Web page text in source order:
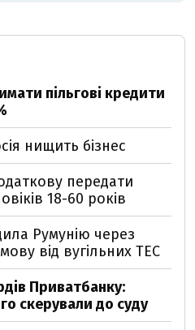
пільгові кредити
нищить бізнес
передати
18-60 років
Румунію через
від вугільних ТЕС
Приватбанку:
скерували до суду